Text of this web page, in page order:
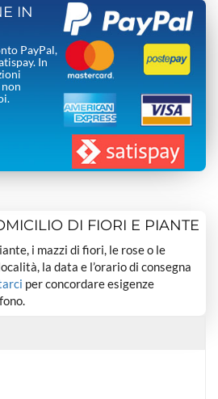
IN
PayPal,
In
DI FIORI E PIANTE
i mazzi di fiori, le rose o le
la data e l’orario di consegna
per concordare esigenze